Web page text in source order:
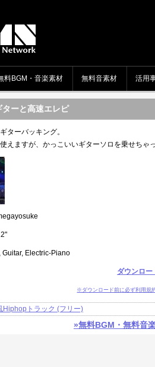
料BGM・音楽素材 無料音素材 活用
ターと高速エレピ
ターバッキング。
えますが、かっこいいギターソロを乗せちゃ
Guitar, Electric-Piano
ダウンロー
※ダウンロード前に必ず利用規
Hiphopトラック (フリー)
»無料BGM・無料音